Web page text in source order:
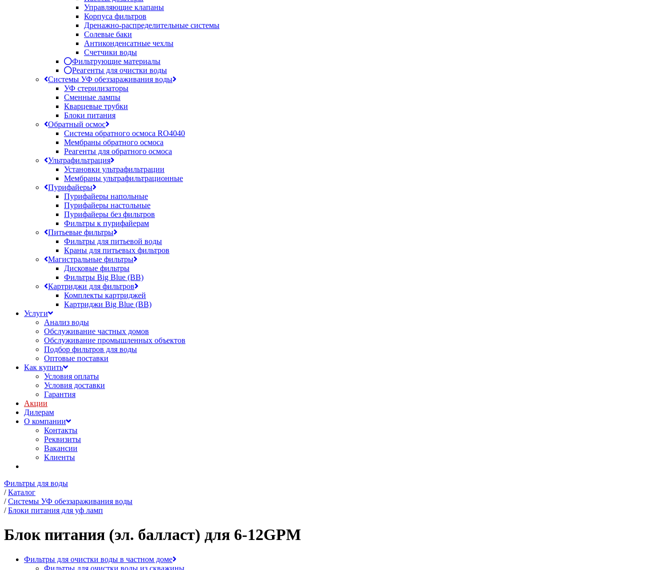
Управляющие клапаны
Корпуса фильтров
Дренажно-распределительные системы
Солевые баки
Антиконденсатные чехлы
Счетчики воды
Фильтрующие материалы
Реагенты для очистки воды
Системы УФ обеззараживания воды
УФ стерилизаторы
Сменные лампы
Кварцевые трубки
Блоки питания
Обратный осмос
Система обратного осмоса RO4040
Мембраны обратного осмоса
Реагенты для обратного осмоса
Ультрафильтрация
Установки ультрафильтрации
Мембраны ультрафильтрационные
Пурифайеры
Пурифайеры напольные
Пурифайеры настольные
Пурифайеры без фильтров
Фильтры к пурифайерам
Питьевые фильтры
Фильтры для питьевой воды
Краны для питьевых фильтров
Магистральные фильтры
Дисковые фильтры
Фильтры Big Blue (BB)
Картриджи для фильтров
Комплекты картриджей
Картриджи Big Blue (BB)
Услуги
Анализ воды
Обслуживание частных домов
Обслуживание промышленных объектов
Подбор фильтров для воды
Оптовые поставки
Как купить
Условия оплаты
Условия доставки
Гарантия
Акции
Дилерам
О компании
Контакты
Реквизиты
Вакансии
Клиенты
Фильтры для воды
/ Каталог
/ Системы УФ обеззараживания воды
/ Блоки питания для уф ламп
Блок питания (эл. балласт) для 6-12GPM
Фильтры для очистки воды в частном доме
Фильтры для очистки воды из скважины